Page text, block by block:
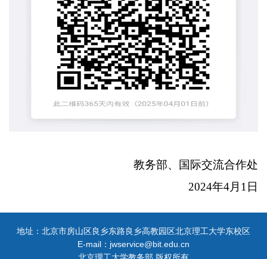
教务部、国际交流合作处
2024年4月1日
地址：北京市房山区良乡东路良乡高教园区北京理工大学东校区
E-mail：jwservice@bit.edu.cn
北京理工大学教务部 版权所有